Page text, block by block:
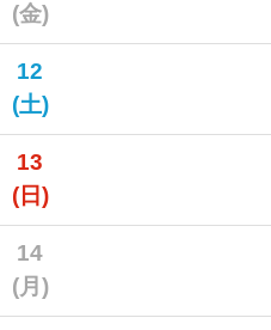
(金)
12
(土)
13
(日)
14
(月)